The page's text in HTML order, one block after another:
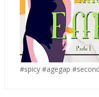
#spicy #agegap